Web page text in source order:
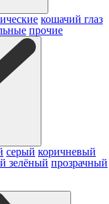
кошачий глаз
прочие
серый коричневый
зелёный прозрачный